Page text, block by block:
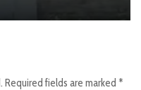
Required fields are marked *